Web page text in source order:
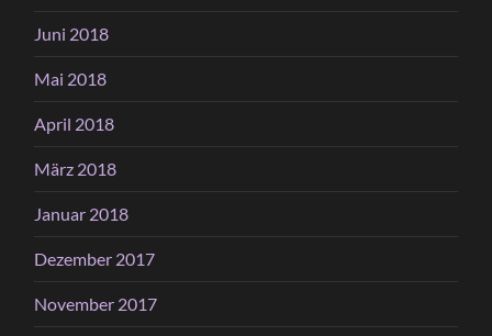
Juni 2018
Mai 2018
April 2018
März 2018
Januar 2018
Dezember 2017
November 2017